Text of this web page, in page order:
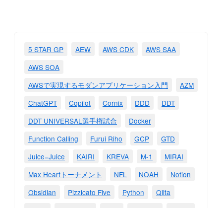
5 STAR GP AEW AWS CDK
AWS SAA
AWS SOA
AWSで実現するモダンアプリケーション入門
AZM
ChatGPT
Copilot Cornix DDD
DDT
DDT UNIVERSAL選手権試合
Docker
Function Calling
Furui Riho GCP
GTD
Juice=Juice
KAIRI KREVA M-1
MIRAI
Max Heartトーナメント
NFL NOAH
Notion
Obsidian
Pizzicato Five Python
Qiita